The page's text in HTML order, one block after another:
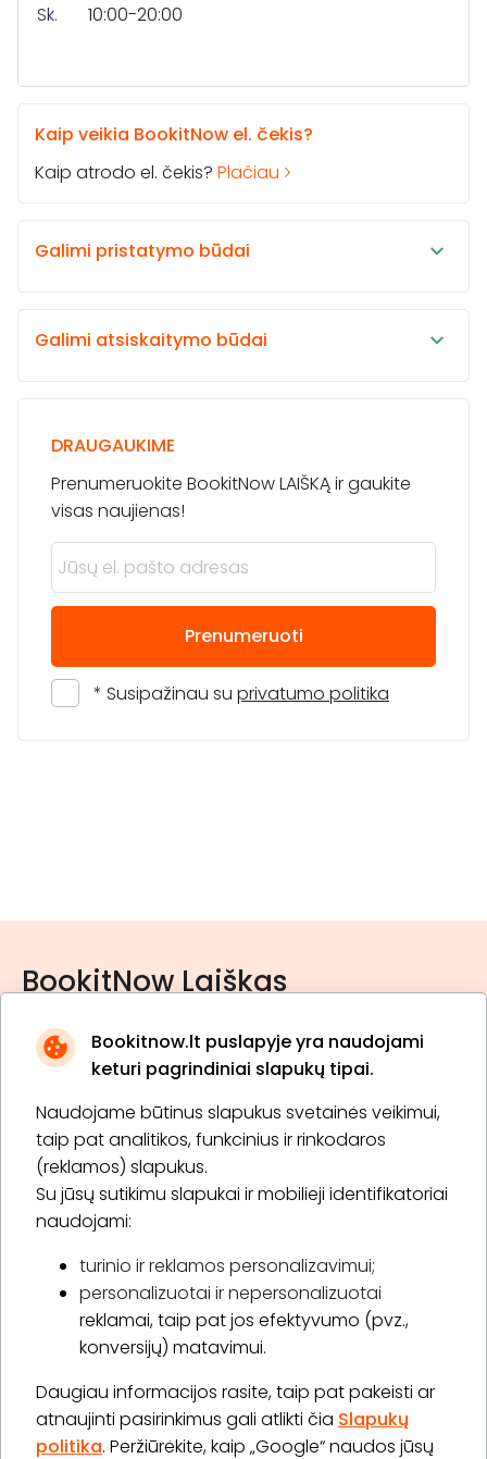
Bookitnow.lt puslapyje yra naudojami
keturi pagrindiniai slapukų tipai.
Naudojame būtinus slapukus svetainės veikimui,
taip pat analitikos, funkcinius ir rinkodaros
(reklamos) slapukus.
Su jūsų sutikimu slapukai ir mobilieji identifikatoriai
naudojami:
turinio ir reklamos personalizavimui;
personalizuotai ir nepersonalizuotai
reklamai, taip pat jos efektyvumo (pvz.,
konversijų) matavimui.
Daugiau informacijos rasite, taip pat pakeisti ar
atnaujinti pasirinkimus gali atlikti čia Slapukų
politika. Peržiūrėkite, kaip „Google“ naudos jūsų
Sk.
10:00-20:00
Kaip veikia BookitNow el. čekis?
Kaip atrodo el. čekis? Plačiau
Galimi pristatymo būdai
Galimi atsiskaitymo būdai
DRAUGAUKIME
Prenumeruokite BookitNow LAIŠKĄ ir gaukite
visas naujienas!
Prenumeruoti
* Susipažinau su privatumo politika
BookitNow Laiškas
* Susipažinau su privatumo politika
Prenumeruoti
Apie „BookitNow“
Informacija
„GERA DOVANA“ GRUPĖ